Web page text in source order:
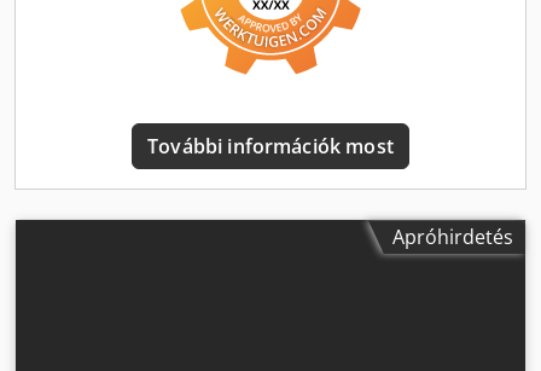
használt, ha további információkat keres online. 💡 Miért
emelkedik ki ez a gép és szolgáltatásunk: ✔ Szakemberek
által végzett alapos átvizsgálás ✔ Munkahelyre történő
Biztonságos és rugalmas fizetési lehetőségek 🔄 Más gépek
is érdeklik? Platformunkon további eszközöket és forrásokat
További információk most
Apróhirdetés